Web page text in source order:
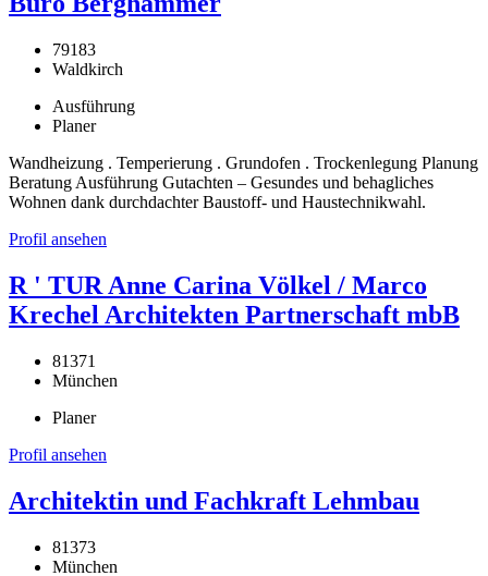
79183
Waldkirch
Ausführung
Planer
Wandheizung . Temperierung . Grundofen . Trockenlegung Planung
Beratung Ausführung Gutachten – Gesundes und behagliches
Wohnen dank durchdachter Baustoff- und Haustechnikwahl.
Profil ansehen
R ' TUR Anne Carina Völkel / Marco
Krechel Architekten Partnerschaft mbB
81371
München
Planer
Profil ansehen
Architektin und Fachkraft Lehmbau
81373
München